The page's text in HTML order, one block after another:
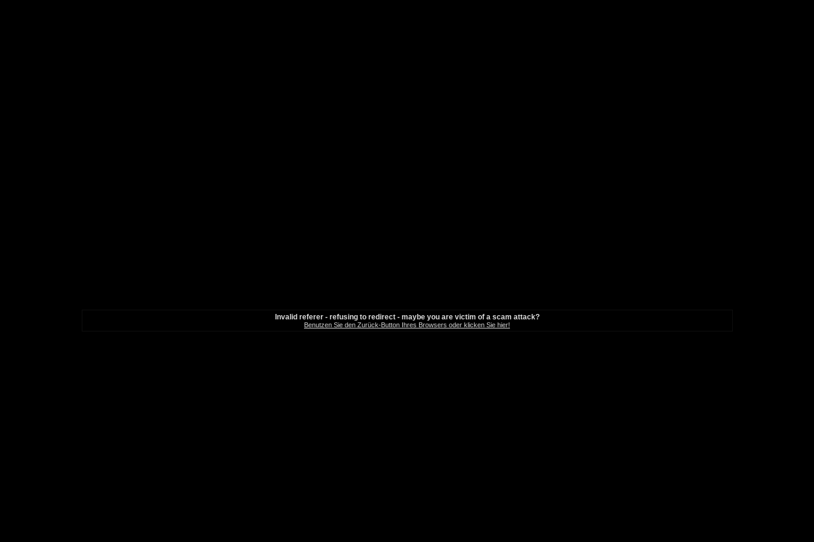
Invalid referer - refusing to redirect - maybe you are victim of a scam attack?
Benutzen Sie den Zurück-Button Ihres Browsers oder klicken Sie hier!